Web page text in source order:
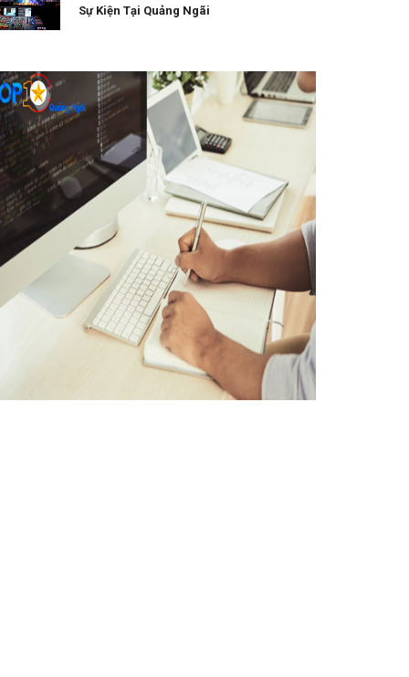
Sự Kiện Tại Quảng Ngãi